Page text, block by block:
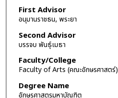
First Advisor
อนุมานราชธน, พระยา
Second Advisor
บรรจบ พันธุ์เมธา
Faculty/College
Faculty of Arts (คณะอักษรศาสตร์)
Degree Name
อักษรศาสตรมหาบัณฑิต